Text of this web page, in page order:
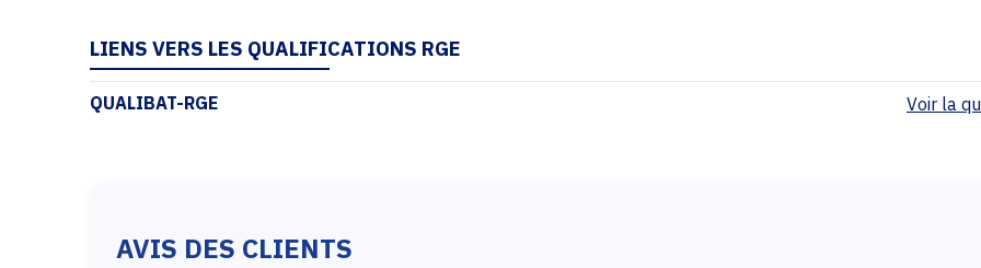
LIENS VERS LES QUALIFICATIONS RGE
QUALIBAT-RGE Voir la
AVIS DES CLIENTS